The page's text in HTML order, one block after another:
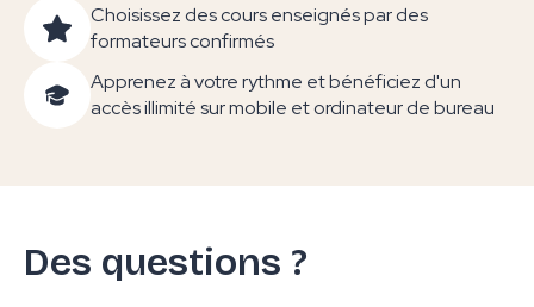
Choisissez des cours enseignés par des
formateurs confirmés
Apprenez à votre rythme et bénéficiez d'un
accès illimité sur mobile et ordinateur de bureau
Des questions ?